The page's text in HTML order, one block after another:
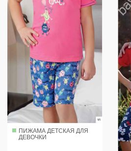
ПИЖАМА ДЕТСКАЯ ДЛЯ
ДЕВОЧКИ